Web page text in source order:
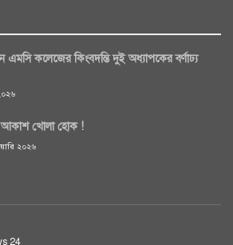
এমসি কলেজের কিংবদন্তি দুই অধ্যাপকের বর্ণাঢ্য
আকাশ খোলা হোক !
২০২৬
24